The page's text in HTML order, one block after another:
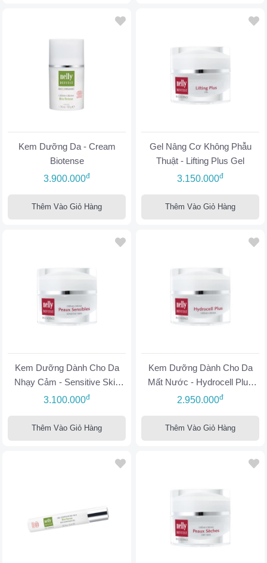
Kem Dưỡng Da - Cream
Biotense
3.900.000đ
Thêm Vào Giỏ Hàng
Gel Nâng Cơ Không Phẫu
Thuật - Lifting Plus Gel
3.150.000đ
Thêm Vào Giỏ Hàng
Kem Dưỡng Dành Cho Da
Nhạy Cảm - Sensitive Skin
Cream
3.100.000đ
Thêm Vào Giỏ Hàng
Kem Dưỡng Dành Cho Da
Mất Nước - Hydrocell Plus
Cream
2.950.000đ
Thêm Vào Giỏ Hàng